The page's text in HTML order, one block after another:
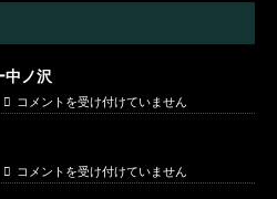
中ノ沢
コメントを受け付けていません
コメントを受け付けていません